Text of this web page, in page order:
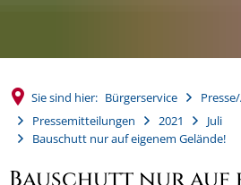
Sie sind hier: Bürgerservice
Pressemitteilungen
2021
Juli
Bauschutt nur auf eigenem Gelände!